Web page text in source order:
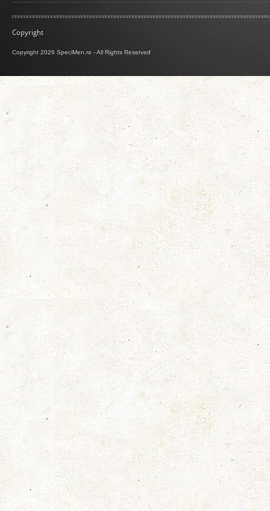
Copyright
Copyright 2026 SpeciMen.ro - All Rights Reserved